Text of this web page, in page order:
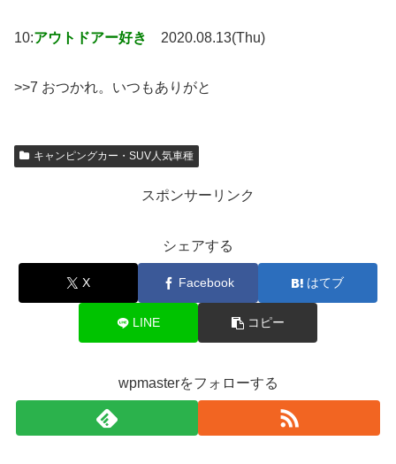
10:アウトドアー好き 2020.08.13(Thu)
>>7 おつかれ。いつもありがと
キャンピングカー・SUV人気車種
スポンサーリンク
シェアする
X Facebook はてブ
LINE コピー
wpmasterをフォローする